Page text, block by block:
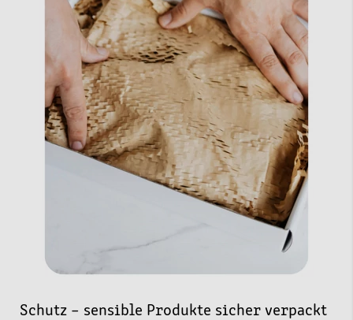
Schutz – sensible Produkte sicher verpackt